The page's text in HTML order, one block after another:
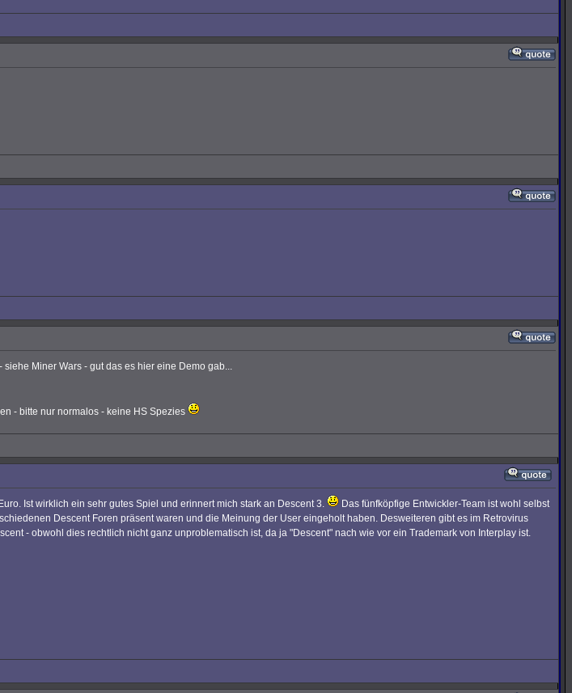
- siehe Miner Wars - gut das es hier eine Demo gab...
- bitte nur normalos - keine HS Spezies
Ist wirklich ein sehr gutes Spiel und erinnert mich stark an Descent 3.
Das fünfköpfige Entwickler-Team ist wohl selbst
Descent Foren präsent waren und die Meinung der User eingeholt haben. Desweiteren gibt es im Retrovirus
- obwohl dies rechtlich nicht ganz unproblematisch ist, da ja "Descent" nach wie vor ein Trademark von Interplay ist.